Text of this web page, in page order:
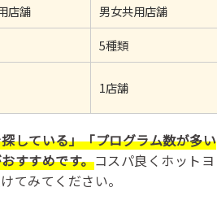
店舗
男女共用店舗
5種類
1店舗
している」「プログラム数が多い
すすめです。コスパ良くホットヨ
てみてください。